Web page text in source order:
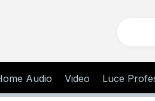
Audio Video Luce